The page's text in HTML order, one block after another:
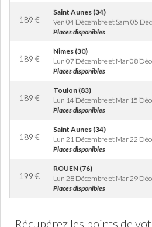
189 €
Saint Aunes (34)
Ven 04 Décembre et Sam 05
Places disponibles
189 €
Nimes (30)
Lun 07 Décembre et Mar 08
Places disponibles
189 €
Toulon (83)
Lun 14 Décembre et Mar 15
Places disponibles
189 €
Saint Aunes (34)
Lun 21 Décembre et Mar 22
Places disponibles
199 €
ROUEN (76)
Lun 28 Décembre et Mar 29
Places disponibles
Récupérez les points de